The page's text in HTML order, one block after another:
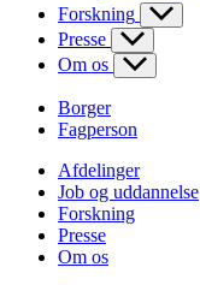
Forskning
Presse
Om os
Borger
Fagperson
Afdelinger
Job og uddannelse
Forskning
Presse
Om os